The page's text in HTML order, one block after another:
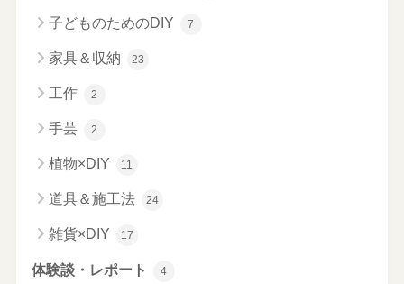
子どものためのDIY 7
家具＆収納 23
工作 2
手芸 2
植物×DIY 11
道具＆施工法 24
雑貨×DIY 17
体験談・レポート 4